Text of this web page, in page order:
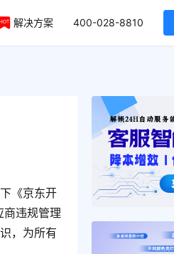
解决方案 400-028-8810
《京东开
违规管理
，为所有